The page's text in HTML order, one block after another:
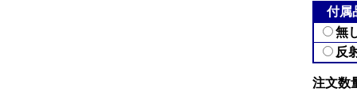
付属
無
反
注文数